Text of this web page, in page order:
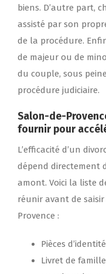
biens. D’autre part,
assisté par son
de la procédure.
de majeur ou de
du couple, sous
procédure judiciaire.
Salon-de-
fournir pour
L’efficacité d’un
dépend directement
amont. Voici la liste
réunir avant de saisir
Provence :
Pièces
Livret de